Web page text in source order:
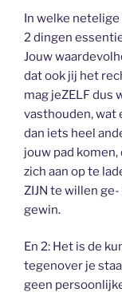
In welke
2 dingen
Jouw
dat ook jij het
mag jeZELF dus
vasthouden, wat
dan iets heel
jouw pad
zich aan op te
ZIJN te willen
gewin.
En 2: Het is de
tegenover je
geen